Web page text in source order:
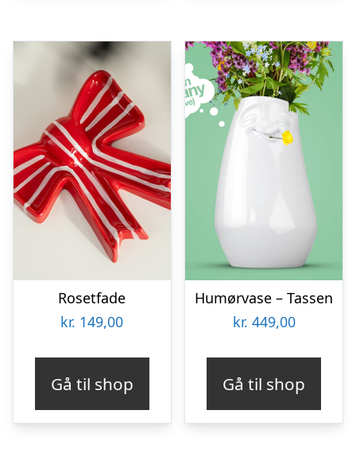
Rosetfade
kr. 149,00
Gå til shop
Humørvase – Tassen
kr. 449,00
Gå til shop